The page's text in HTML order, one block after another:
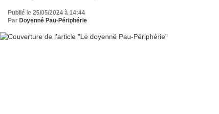
Publié le 25/05/2024 à 14:44
Par Doyenné Pau-Périphérie